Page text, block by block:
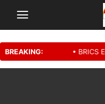
BREAKING: • BRICS